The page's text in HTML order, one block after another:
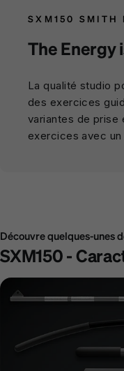
SXM150 SMITH
The Energy
La qualité studio
des exercices
variantes de prise
exercices avec un
Découvre quelques-unes
SXM150 -